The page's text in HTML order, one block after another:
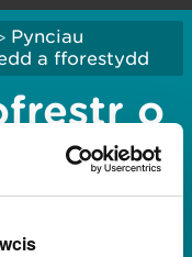
Pynciau
a fforestydd
o